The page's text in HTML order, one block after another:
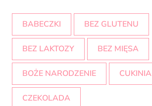
BABECZKI BEZ GLUTENU
BEZ LAKTOZY BEZ MIĘSA
BOŻE NARODZENIE CUKINIA
CZEKOLADA